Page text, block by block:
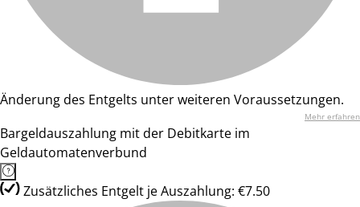
Änderung des Entgelts unter weiteren Voraussetzungen.
Mehr erfahren
Bargeldauszahlung mit der Debitkarte im
Geldautomatenverbund
Zusätzliches Entgelt je Auszahlung: €7.50